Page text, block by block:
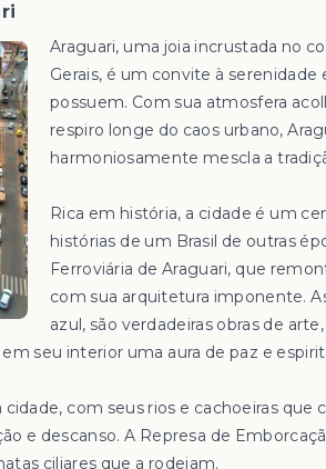
Araguari, uma joia incrustada no
Gerais, é um convite à
possuem. Com sua atmosfera
respiro longe do caos urbano,
harmoniosamente mescla a
Rica em história, a cidade é um
histórias de um Brasil de outras
Ferroviária de Araguari, que
com sua arquitetura imponente.
azul, são verdadeiras obras de
seu interior uma aura de paz e
com seus rios e cachoeiras
e descanso. A Represa de
ciliares que a rodeiam.